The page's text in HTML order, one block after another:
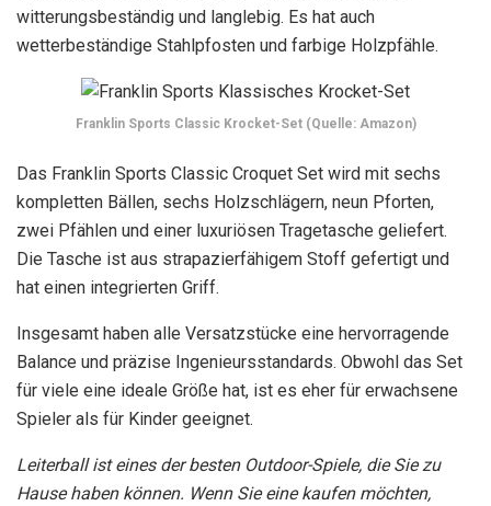
witterungsbeständig und langlebig. Es hat auch
wetterbeständige Stahlpfosten und farbige Holzpfähle.
Franklin Sports Classic Krocket-Set (Quelle: Amazon)
Das Franklin Sports Classic Croquet Set wird mit sechs
kompletten Bällen, sechs Holzschlägern, neun Pforten,
zwei Pfählen und einer luxuriösen Tragetasche geliefert.
Die Tasche ist aus strapazierfähigem Stoff gefertigt und
hat einen integrierten Griff.
Insgesamt haben alle Versatzstücke eine hervorragende
Balance und präzise Ingenieursstandards. Obwohl das Set
für viele eine ideale Größe hat, ist es eher für erwachsene
Spieler als für Kinder geeignet.
Leiterball ist eines der besten Outdoor-Spiele, die Sie zu
Hause haben können. Wenn Sie eine kaufen möchten,